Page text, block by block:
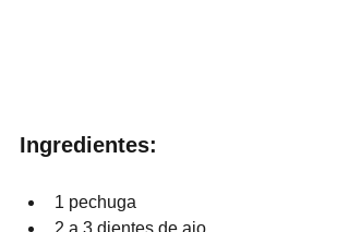
Ingredientes:
1 pechuga
2 a 3 dientes de ajo